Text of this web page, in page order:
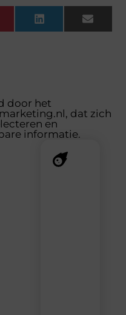
LinkedInEmail
door het
dat zich
en
informatie.